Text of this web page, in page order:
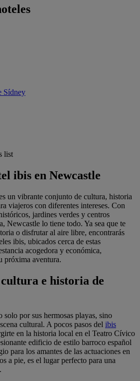
Sídney
list
ibis en Newcastle
un vibrante conjunto de cultura, historia
viajeros con diferentes intereses. Con
jardines verdes y centros
Newcastle lo tiene todo. Ya sea que te
o disfrutar al aire libre, encontrarás
ibis, ubicados cerca de estas
acogedora y económica,
próxima aventura.
e historia de
solo por sus hermosas playas, sino
cultural. A pocos pasos del ibis
en la historia local en el Teatro Cívico
edificio de estilo barroco español
para los amantes de las actuaciones en
a pie, es el lugar perfecto para una